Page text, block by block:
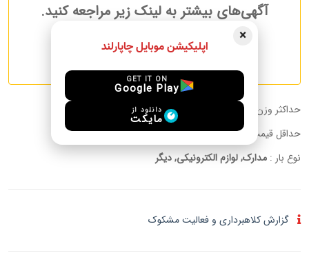
آگهی‌های بیشتر به لینک زیر مراجعه کنید.
آگهی های بیشتر مسافرین
حداکثر وزن قابل حمل :
حداقل قیمت به ازای هر کیلوگرم:توافقی
نوع بار : مدارک, لوازم الکترونیکی, دیگر
گزارش کلاهبرداری و فعالیت مشکوک
×
اپلیکیشن موبایل چاپارلند
GET IT ON
Google Play
دانلود از
مایکت